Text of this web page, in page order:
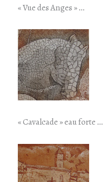
« Vue des Anges » …
« Cavalcade » eau forte …